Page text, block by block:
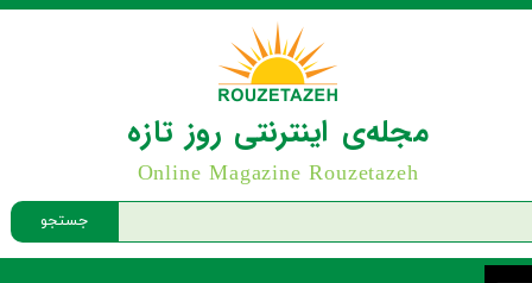
جستجو
مجله‌ی اینترنتی روز تازه
Online Magazine Rouzetazeh